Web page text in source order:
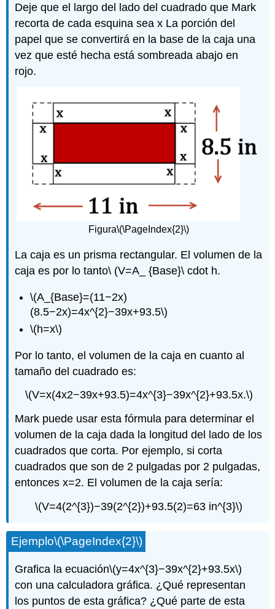
Deje que el largo del lado del cuadrado que Mark
recorta de cada esquina sea x La porción del
papel que se convertirá en la base de la caja una
vez que esté hecha está sombreada abajo en
rojo.
Figura\(\PageIndex{2}\)
La caja es un prisma rectangular. El volumen de la
caja es por lo tanto\ (V=A_ {Base}\ cdot h.
\(A_{Base}=(11−2x)
(8.5−2x)=4x^{2}−39x+93.5\)
\(h=x\)
Por lo tanto, el volumen de la caja en cuanto al
tamaño del cuadrado es:
\(V=x(4x2−39x+93.5)=4x^{3}−39x^{2}+93.5x.\)
Mark puede usar esta fórmula para determinar el
volumen de la caja dada la longitud del lado de los
cuadrados que corta. Por ejemplo, si corta
cuadrados que son de 2 pulgadas por 2 pulgadas,
entonces x=2. El volumen de la caja sería:
\(V=4(2^{3})−39(2^{2})+93.5(2)=63 in^{3}\)
Ejemplo\(\PageIndex{2}\)
Grafica la ecuación\(y=4x^{3}−39x^{2}+93.5x\)
con una calculadora gráfica. ¿Qué representan
los puntos de esta gráfica? ¿Qué parte de esta